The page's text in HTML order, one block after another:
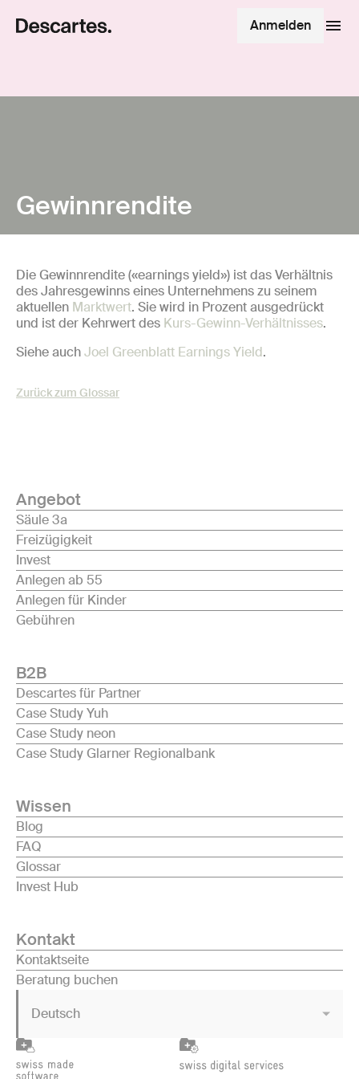
Anmelden
Gewinnrendite
Die Gewinnrendite («earnings yield») ist das Verhältnis
des Jahresgewinns eines Unternehmens zu seinem
aktuellen Marktwert. Sie wird in Prozent ausgedrückt
und ist der Kehrwert des Kurs-Gewinn-Verhältnisses.
Siehe auchJoel Greenblatt Earnings Yield.
Zurück zum Glossar
Angebot
Säule 3a
Freizügigkeit
Invest
Anlegen ab 55
Anlegen für Kinder
Gebühren
B2B
Descartes für Partner
Case Study Yuh
Case Study neon
Case Study Glarner Regionalbank
Wissen
Blog
FAQ
Glossar
Invest Hub
Kontakt
Kontaktseite
Beratung buchen
Deutsch